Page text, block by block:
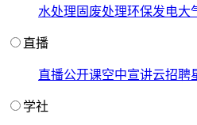
水处理 固废处理环保发电大
直播
直播公开课空中宣讲云招聘
学社